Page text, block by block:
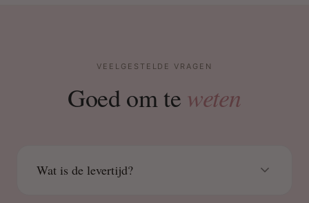
VEELGESTELDE VRAGEN
Goed om te weten
Wat is de levertijd?